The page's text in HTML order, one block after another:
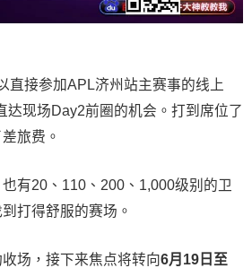
直接参加APL济州站主赛事的线上
达现场Day2前圈的机会。打到席位了
旅费。
有20、110、200、1,000级别的卫
打得舒服的赛场。
场，接下来焦点将转向6月 19 日至